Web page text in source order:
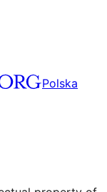
Polska
Tumblra